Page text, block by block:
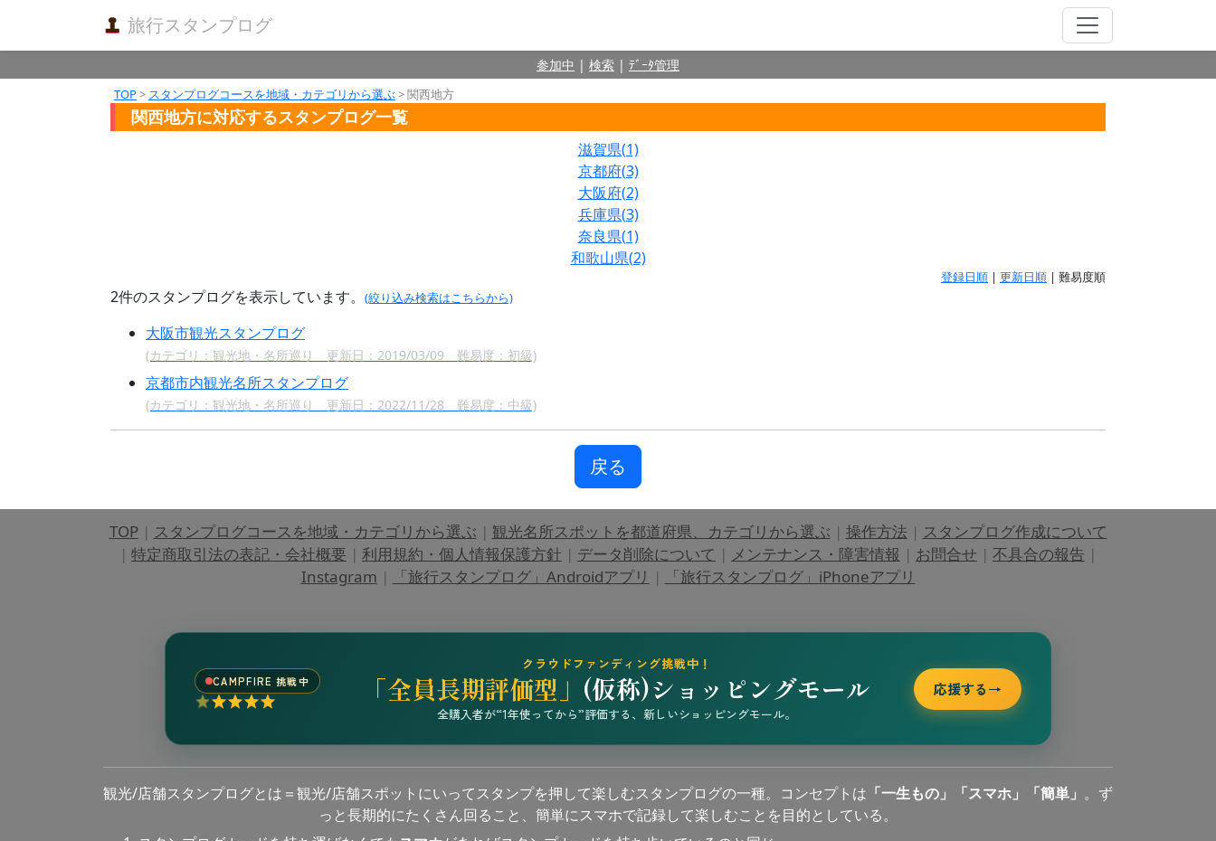
旅行スタンプログ
参加中 | 検索 | ﾃﾞｰﾀ管理
TOP> スタンプログコースを地域・カテゴリから選ぶ> 関西地方
関西地方に対応するスタンプログ一覧
滋賀県(1)
京都府(3)
大阪府(2)
兵庫県(3)
奈良県(1)
和歌山県(2)
登録日順 | 更新日順 | 難易度順
2件のスタンプログを表示しています。 (絞り込み検索はこちらから)
大阪市観光スタンプログ
(カテゴリ：観光地・名所巡り 更新日：2019/03/09 難易度：初級)
京都市内観光名所スタンプログ
(カテゴリ：観光地・名所巡り 更新日：2022/11/28 難易度：中級)
戻る
TOP| スタンプログコースを地域・カテゴリから選ぶ | 観光名所スポットを都道府県、カテゴリから選ぶ | 操作方法| スタンプログ作成について
| 特定商取引法の表記・会社概要 | 利用規約・個人情報保護方針 | データ削除について | メンテナンス・障害情報 | お問合せ | 不具合の報告 |
Instagram | 「旅行スタンプログ」Androidアプリ | 「旅行スタンプログ」iPhoneアプリ
CAMPFIRE 挑戦中
クラウドファンディング挑戦中！
「全員長期評価型」 (仮称)ショッピングモール
全購入者が“1年使ってから”評価する、新しいショッピングモール。
応援する→
観光/店舗スタンプログとは＝観光/店舗スポットにいってスタンプを押して楽しむスタンプログの一種。コンセプトは 「一生もの」「スマホ」「簡単」 。ず
っと長期的にたくさん回ること、簡単にスマホで記録して楽しむことを目的としている。